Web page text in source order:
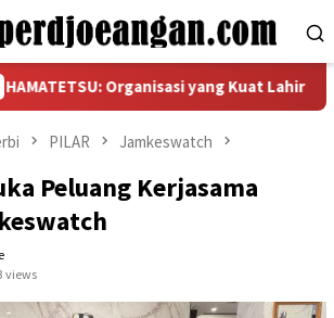
Organisasi yang Kuat Lahir dari
PILAR Jamkeswatch
Peluang Kerjasama
views